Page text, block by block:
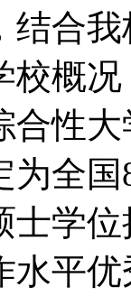
结合
概况
合性
为全
士学
水平